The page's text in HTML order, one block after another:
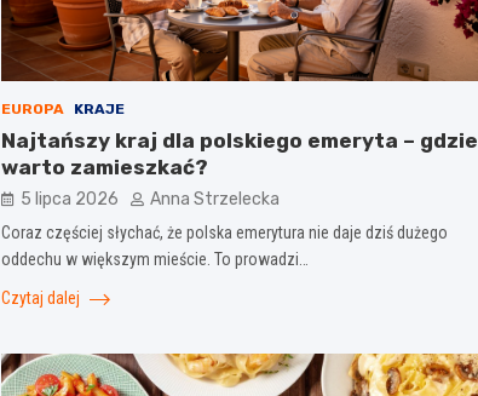
EUROPA KRAJE
Najtańszy kraj dla polskiego emeryta – gdzie
warto zamieszkać?
5 lipca 2026 Anna Strzelecka
Coraz częściej słychać, że polska emerytura nie daje dziś dużego
oddechu w większym mieście. To prowadzi…
Czytaj dalej